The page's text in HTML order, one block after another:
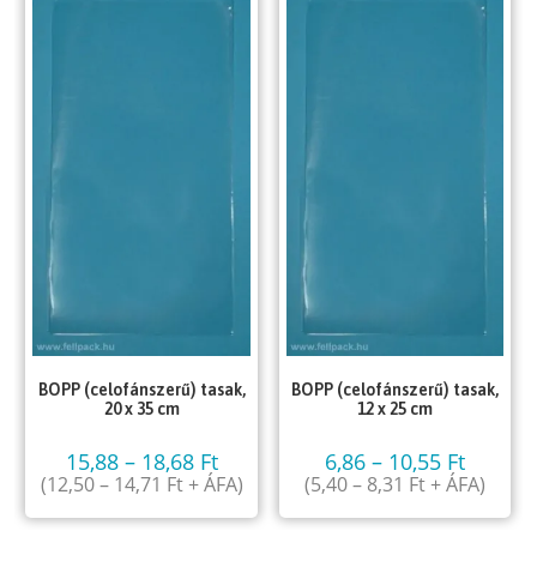
BOPP (celofánszerű) tasak,
20 x 35 cm
15,88 – 18,68 Ft
(12,50– 14,71 Ft+ ÁFA)
BOPP (celofánszerű) tasak,
12 x 25 cm
6,86– 10,55 Ft
(5,40– 8,31 Ft+ ÁFA)